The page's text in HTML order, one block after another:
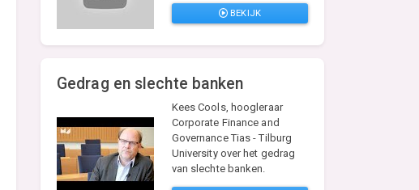
BEKIJK
Gedrag en slechte banken
Kees Cools, hoogleraar
Corporate Finance and
Governance Tias - Tilburg
University over het gedrag
van slechte banken.